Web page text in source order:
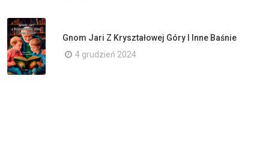
Gnom Jari Z Kryształowej Góry I Inne Baśnie
4 grudzień 2024